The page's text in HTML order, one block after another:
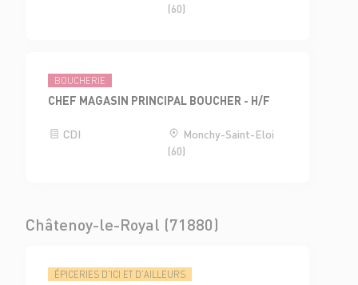
(60)
BOUCHERIE
CHEF MAGASIN PRINCIPAL BOUCHER - H/F
CDI
Monchy-Saint-Eloi
(60)
Châtenoy-le-Royal (71880)
ÉPICERIES D'ICI ET D'AILLEURS